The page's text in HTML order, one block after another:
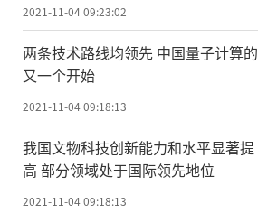
2021-11-04 09:23:02
两条技术路线均领先 中国量子计算的
又一个开始
2021-11-04 09:18:13
我国文物科技创新能力和水平显著提
高 部分领域处于国际领先地位
2021-11-04 09:18:13